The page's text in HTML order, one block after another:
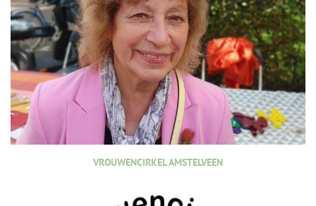
VROUWENCIRKEL AMSTELVEEN